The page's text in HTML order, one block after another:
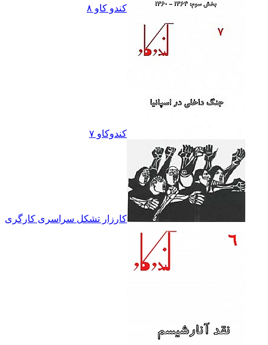
کندو کاو ٨
کندوکاو ۷
کارزار تشکل سراسرى کارگرى